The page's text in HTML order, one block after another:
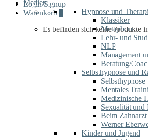
for:
Login/Signup
Warenkorb
Es befinden sich keine Produkte
Medien
Hypnose und
Klassiker
Metaphern
Lehr- und
NLP
Management
Beratung/
Selbsthypnose und
Selbsthypnose
Mentales
Medizinische
Sexualität und
Beim Zahnarzt
Werner
Kinder und Jugend